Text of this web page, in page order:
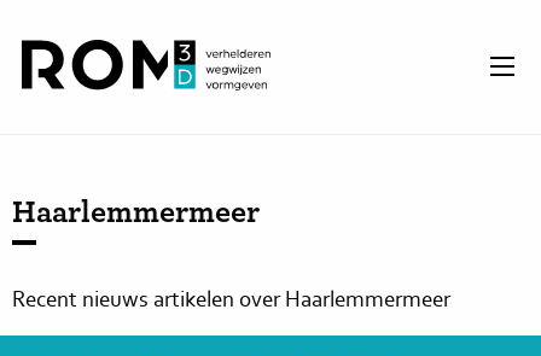
Haarlemmermeer
Recent nieuws artikelen over Haarlemmermeer